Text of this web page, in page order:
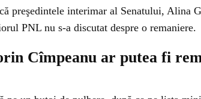
preşedintele interimar al Senatului, Alina
PNL nu s-a discutat despre o remaniere.
Cîmpeanu ar putea fi